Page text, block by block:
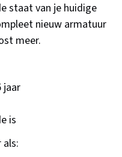
staat van je huidige
nieuw armatuur
meer.
jaar
is